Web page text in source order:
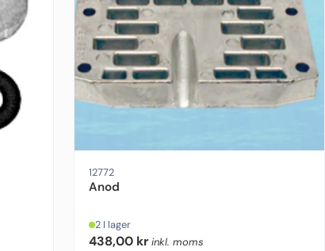
12772
Anod
2 I lager
438,00 kr inkl. moms